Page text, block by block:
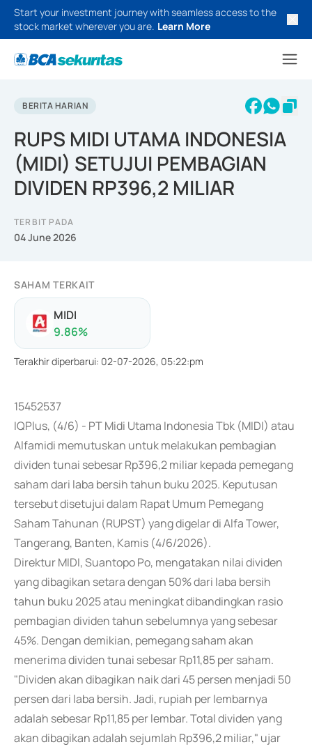
Start your investment journey with seamless access to the
stock market wherever you are. Learn More
BERITA HARIAN
RUPS MIDI UTAMA INDONESIA
(MIDI) SETUJUI PEMBAGIAN
DIVIDEN RP396,2 MILIAR
TERBIT PADA
04 June 2026
SAHAM TERKAIT
MIDI
9.86%
Terakhir diperbarui: 02-07-2026, 05:22:pm
15452537
IQPlus, (4/6) - PT Midi Utama Indonesia Tbk (MIDI) atau
Alfamidi memutuskan untuk melakukan pembagian
dividen tunai sebesar Rp396,2 miliar kepada pemegang
saham dari laba bersih tahun buku 2025. Keputusan
tersebut disetujui dalam Rapat Umum Pemegang
Saham Tahunan (RUPST) yang digelar di Alfa Tower,
Tangerang, Banten, Kamis (4/6/2026).
Direktur MIDI, Suantopo Po, mengatakan nilai dividen
yang dibagikan setara dengan 50% dari laba bersih
tahun buku 2025 atau meningkat dibandingkan rasio
pembagian dividen tahun sebelumnya yang sebesar
45%. Dengan demikian, pemegang saham akan
menerima dividen tunai sebesar Rp11,85 per saham.
"Dividen akan dibagikan naik dari 45 persen menjadi 50
persen dari laba bersih. Jadi, rupiah per lembarnya
adalah sebesar Rp11,85 per lembar. Total dividen yang
akan dibagikan adalah sejumlah Rp396,2 miliar," ujar